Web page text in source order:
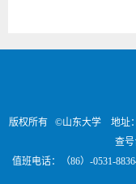
版权所有 ©山东大学 地址
查号
值班电话：（86）-0531-